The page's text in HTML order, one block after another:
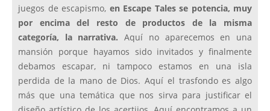
juegos de escapismo, en Escape Tales se potencia, muy
por encima del resto de productos de la misma
categoría, la narrativa. Aquí no aparecemos en una
mansión porque hayamos sido invitados y finalmente
debamos escapar, ni tampoco estamos en una isla
perdida de la mano de Dios. Aquí el trasfondo es algo
más que una temática que nos sirva para justificar el